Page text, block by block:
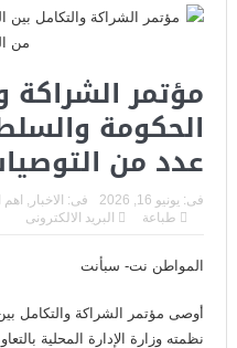
مؤتمر الشراكة
الحكومة
عدد من
فى: يونيو 16, 2026 فى: الاخبار
اهم
طباعة
البريد الالكترونى
المواطن نت- سبأنت
أوصى مؤتمر الشراكة والتكامل
نظمته وزارة الإدارة المحلية